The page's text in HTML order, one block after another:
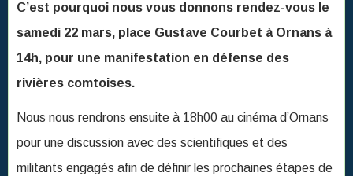
C’est pourquoi nous vous donnons rendez-vous le
samedi 22 mars, place Gustave Courbet à Ornans à
14h, pour une manifestation en défense des
rivières comtoises.
Nous nous rendrons ensuite à 18h00 au cinéma d’Ornans
pour une discussion avec des scientifiques et des
militants engagés afin de définir les prochaines étapes de